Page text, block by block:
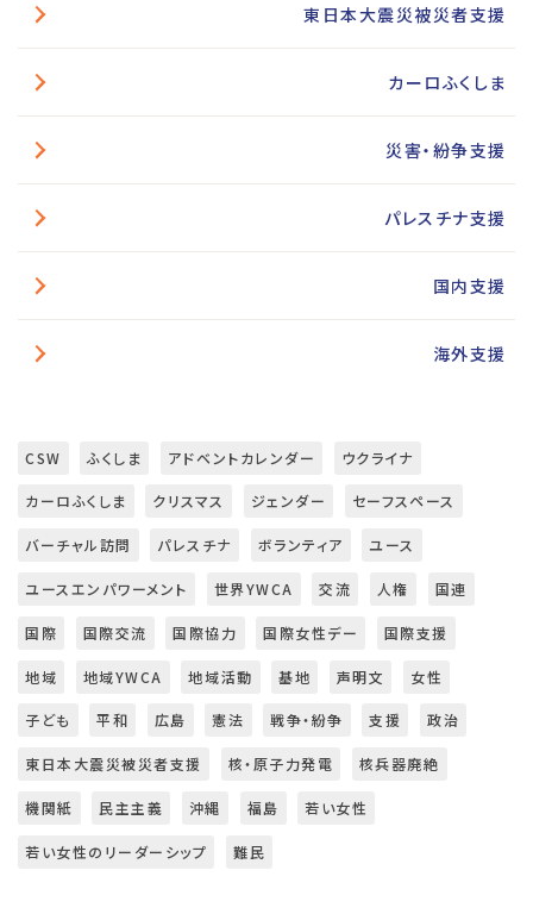
東日本大震災被災者支援
カーロふくしま
災害・紛争支援
パレスチナ支援
国内支援
海外支援
CSW ふくしま アドベントカレンダー ウクライナ
カーロふくしま クリスマス ジェンダー セーフスペース
バーチャル訪問 パレスチナ ボランティア ユース
ユースエンパワーメント 世界YWCA 交流 人権 国連
国際 国際交流 国際協力 国際女性デー 国際支援
地域 地域YWCA 地域活動 基地 声明文 女性
子ども 平和 広島 憲法 戦争・紛争 支援 政治
東日本大震災被災者支援 核・原子力発電 核兵器廃絶
機関紙 民主主義 沖縄 福島 若い女性
若い女性のリーダーシップ 難民